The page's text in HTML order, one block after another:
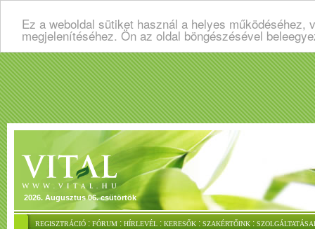
Ez a weboldal sütiket használ a helyes
megjelenítéséhez. Ön az oldal böngészésével
2026. Augusztus 06. csütörtök
REGISZTRÁCIÓ : FÓRUM : HÍRLEVÉL : KERESŐK : SZAKÉRTŐINK :